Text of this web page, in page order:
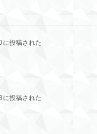
に投稿された
に投稿された